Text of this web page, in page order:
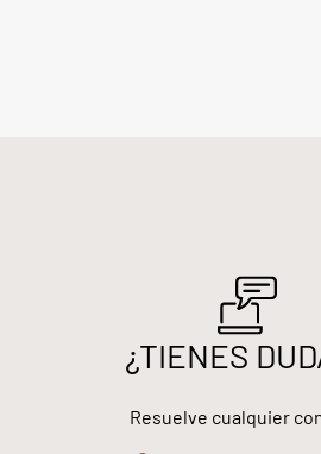
¿TIENES
Resuelve cualquier